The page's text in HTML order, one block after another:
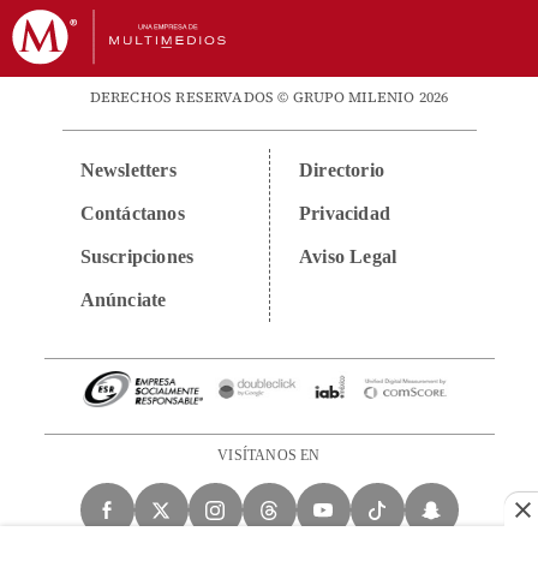
DERECHOS RESERVADOS © GRUPO MILENIO 2026
Newsletters
Contáctanos
Suscripciones
Anúnciate
Directorio
Privacidad
Aviso Legal
VISÍTANOS EN